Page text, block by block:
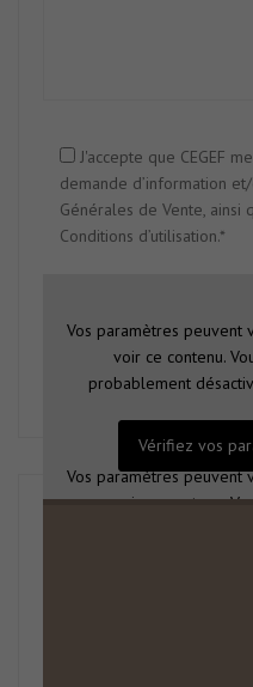
J'accepte que CEGEF
demande d’information
Générales de Vente, ainsi
Conditions d’utilisation.*
Vos paramètres peuvent
voir ce contenu.
probablement
Vérifiez vos
Vos paramètres peuvent
voir ce contenu.